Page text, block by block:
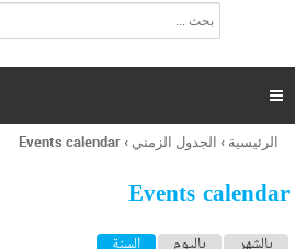
ت
ر
ل
ح
ب

أنت
هنا
الرئيسية › الجدول الزمني ›
Events calendar
Events calendar